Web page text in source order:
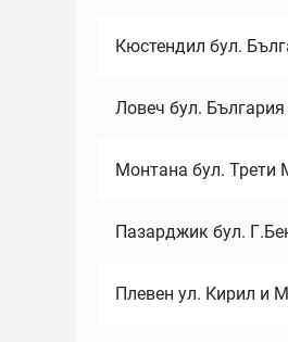
Кюстендил бул.
Ловеч бул. България
Монтана бул. Трети
Пазарджик бул.
Плевен ул. Кирил и